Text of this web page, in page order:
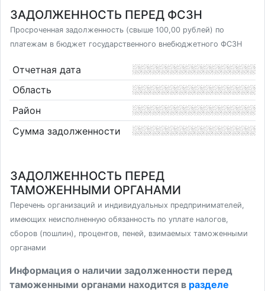
ЗАДОЛЖЕННОСТЬ ПЕРЕД ФСЗН
Просроченная задолженность (свыше 100,00 рублей) по
платежам в бюджет государственного внебюджетного ФСЗН
Отчетная дата
Область
Район
Сумма задолженности
ЗАДОЛЖЕННОСТЬ ПЕРЕД
ТАМОЖЕННЫМИ ОРГАНАМИ
Перечень организаций и индивидуальных предпринимателей,
имеющих неисполненную обязанность по уплате налогов,
сборов (пошлин), процентов, пеней, взимаемых таможенными
органами
Информация о наличии задолженности перед
таможенными органами находится в разделе